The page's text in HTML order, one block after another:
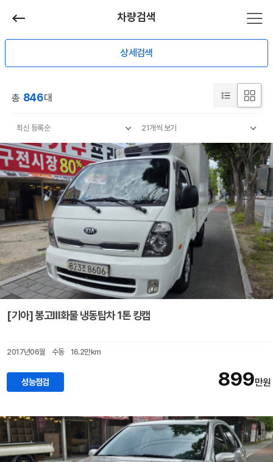
상세검색
차량검색
총 846대
[기아] 봉고Ⅲ화물 냉동탑차 1톤 킹캡
2017년06월 수동 16.2만km
성능점검 899만원